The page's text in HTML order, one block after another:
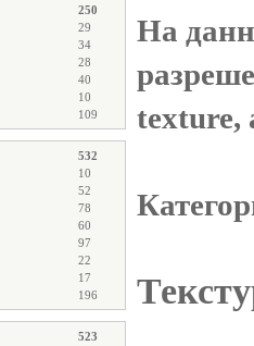
250
29
34
28
40
10
109
532
10
52
78
60
97
22
17
196
523
На
texture,